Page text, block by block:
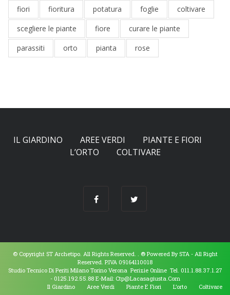
fiori
fioritura potatura foglie
coltivare
scegliere le piante
fiore
curare le piante
parassiti
orto pianta rose
IL GIARDINO AREE VERDI
PIANTE E FIORI
L’ORTO
COLTIVARE
© Copyright ST Archetipo. All Rights Reserved. . ® Powered BySTA - All Right
Reserved. P.IVA 09164110018
Studio Tecnico Di Periti Milano Torino Verona Perizie Online Tel. 011.1.88.37.1.27
- 0125.192.55.88 E-Mail: Ctp@lacasagiusta.com
Il Giardino
Aree Verdi Piante E Fiori L’orto Coltivare